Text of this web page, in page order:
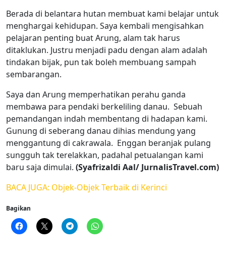
Berada di belantara hutan membuat kami belajar untuk
menghargai kehidupan. Saya kembali mengisahkan
pelajaran penting buat Arung, alam tak harus
ditaklukan. Justru menjadi padu dengan alam adalah
tindakan bijak, pun tak boleh membuang sampah
sembarangan.
Saya dan Arung memperhatikan perahu ganda
membawa para pendaki berkeliling danau. Sebuah
pemandangan indah membentang di hadapan kami.
Gunung di seberang danau dihias mendung yang
menggantung di cakrawala. Enggan beranjak pulang
sungguh tak terelakkan, padahal petualangan kami
baru saja dimulai. (Syafrizaldi Aal/ JurnalisTravel.com)
BACA JUGA: Objek-Objek Terbaik di Kerinci
Bagikan